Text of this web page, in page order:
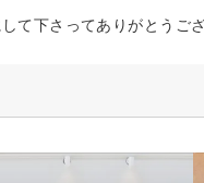
て下さってありがとうご